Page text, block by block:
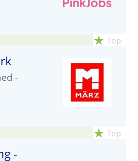
star_rate Top
-
star_rate Top
-